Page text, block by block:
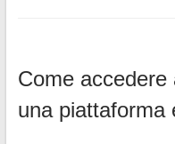
Come accedere
una piattaforma